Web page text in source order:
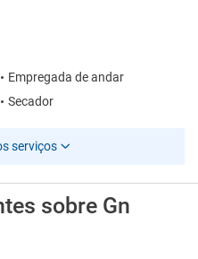
Empregada de andar
Secador
serviços
sobre Gn